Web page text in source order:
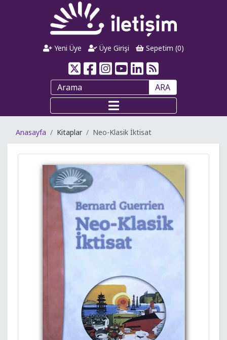
Yeni Üye Üye Girişi Sepetim (0)
ARA
Anasayfa Kitaplar Neo-Klasik İktisat